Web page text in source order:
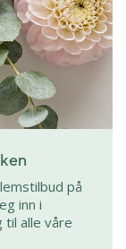
på
inn i
til alle våre